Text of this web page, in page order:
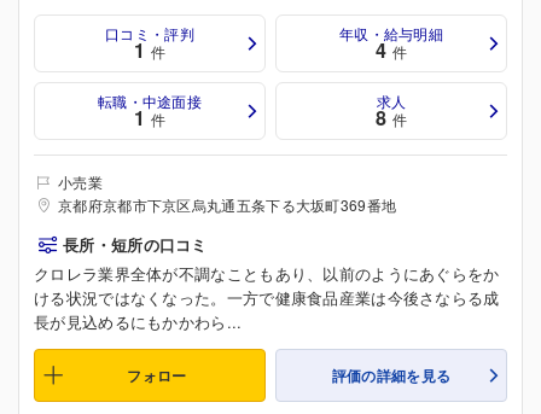
口コミ・評判
1 件
年収・給与明細
4 件
転職・中途面接
1 件
求人
8 件
小売業
京都府京都市下京区烏丸通五条下る大坂町369番地
長所・短所の口コミ
クロレラ業界全体が不調なこともあり、以前のようにあぐらをか
ける状況ではなくなった。一方で健康食品産業は今後さならる成
長が見込めるにもかかわら...
フォロー 評価の詳細を見る